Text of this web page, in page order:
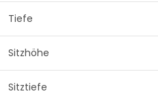
Tiefe
Sitzhöhe
Sitztiefe